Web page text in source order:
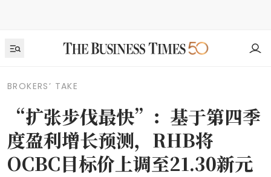
BROKERS’ TAKE
“扩张步伐最快”：基于第四季
度盈利增长预测，RHB将
OCBC目标价上调至21.30新元